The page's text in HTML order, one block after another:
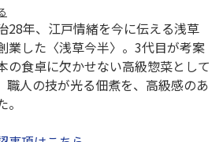
28年、江戸情緒を今に伝える浅草
業した〈浅草今半〉。3代目が考案
の食卓に欠かせない高級惣菜として
職人の技が光る佃煮を、高級感のあ